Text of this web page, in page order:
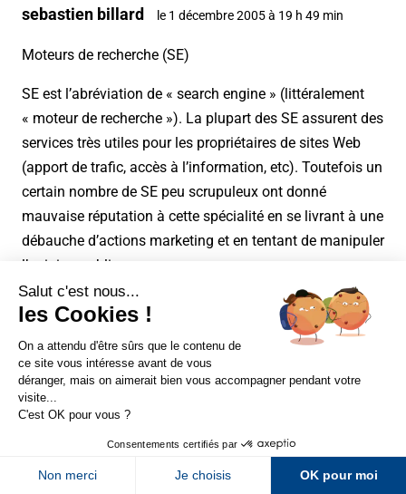
Sur LinkedIn Sur Youtube
Sur X Sur Facebook
Newsletter Abondance
sebastien billard le 1 décembre 2005 à 19 h 49 min
Moteurs de recherche (SE)
SE est l’abréviation de « search engine » (littéralement
« moteur de recherche »). La plupart des SE assurent des
services très utiles pour les propriétaires de sites Web
(apport de trafic, accès à l’information, etc). Toutefois un
certain nombre de SE peu scrupuleux ont donné
mauvaise réputation à cette spécialité en se livrant à une
débauche d’actions marketing et en tentant de manipuler
l’opinion publique.
Mefiez vous des SE qui violent ouvertement le droit de la
Diffile à croire, mais des SE négligent pourtant ce droit
fondamental en numérisant des livres sans en détenir
les droits, ou en vendant des liens sponsorisés utilisant
abusivement de marques déposées.
Nous vous conseillons de veiller attentivement à